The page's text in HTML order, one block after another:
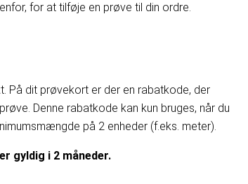
for at tilføje en prøve til din ordre.
På dit prøvekort er der en rabatkode, der
Denne rabatkode kan kun bruges, når du
på 2 enheder (f.eks. meter).
gyldig i 2 måneder.